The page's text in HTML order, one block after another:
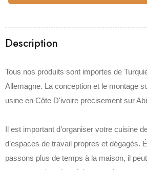
Description
Tous nos produits sont importes de
Allemagne. La conception et le montage
usine en Côte D'ivoire precisement sur
Il est important d’organiser votre cuisine
d’espaces de travail propres et dégagés.
passons plus de temps à la maison, il